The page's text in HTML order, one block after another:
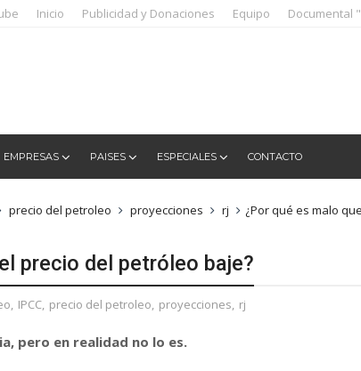
Inicio Publicidad y Donaciones Equipo Documental
EMPRESAS PAISES ESPECIALES CONTACTO
precio del petroleo proyecciones rj
¿Por qué es malo
precio del petróleo baje?
, IPCC, precio del petroleo, proyecciones, rj
pero en realidad no lo es.